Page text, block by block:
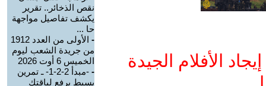
الأفلام الجيدة
نقص الذخائر.. تقرير
يكشف تفاصيل مواجهة
حا ...
-
الأولى من العدد 1912
من جريدة الشعب ليوم
الخميس 6 أوت 2026
-
-مبدأ 2-2-1- ـ تمرين
بسيط يرفع لياقتك